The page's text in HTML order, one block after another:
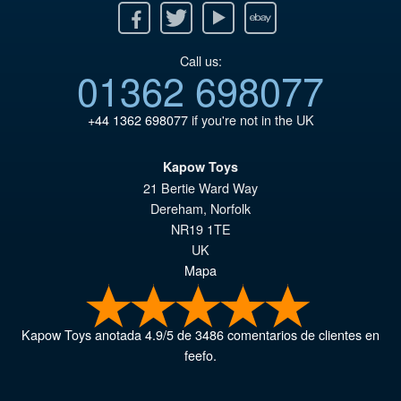
Twitter Youtube Ebay
Call us:
01362 698077
+44 1362 698077if you're not in the UK
Kapow Toys
21 Bertie Ward Way
Dereham, Norfolk
NR19 1TE
UK
Mapa
Kapow Toysanotada4.9/5de3486comentarios de clientes en
feefo.